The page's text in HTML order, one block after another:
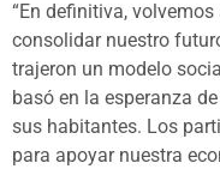
“En definitiva,
consolidar nuestro
trajeron un modelo
basó en la esperanza
sus habitantes. Los
para apoyar nuestra